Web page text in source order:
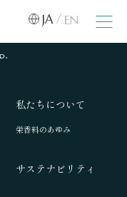
私たちについて
栄香料のあゆみ
サステナビリティ
EN
JA